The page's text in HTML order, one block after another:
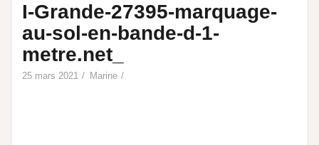
I-Grande-27395-marquage-
au-sol-en-bande-d-1-
metre.net_
25 mars 2021 Marine